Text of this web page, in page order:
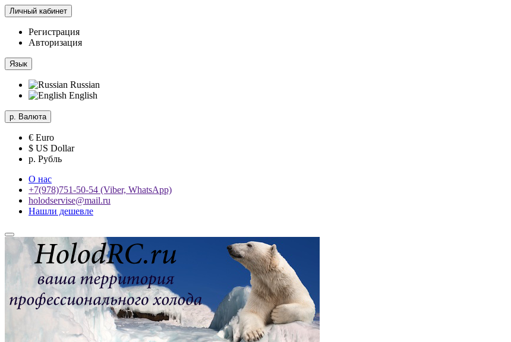
Личный кабинет
Регистрация
Авторизация
Язык
Russian
English
р. Валюта
€ Euro
$ US Dollar
р. Рубль
О нас
+7(978)751-50-54 (Viber, WhatsApp)
holodservise@mail.ru
Нашли дешевле